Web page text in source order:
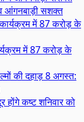
आंगनबाड़ी सशक्त
में 87 करोड़ के
8 अगस्त:
शनिवार को